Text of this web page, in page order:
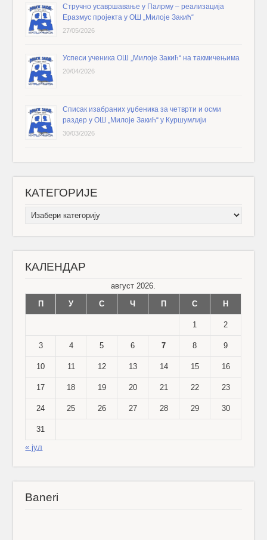
Стручно усавршавање у Палрму – реализација
Еразмус пројекта у ОШ „Милоје Закић“
27/05/2026
Успеси ученика ОШ „Милоје Закић“ на такмичењима
20/04/2026
Списак изабраних уџбеника за четврти и осми
раздер у ОШ „Милоје Закић“ у Куршумлији
30/03/2026
КАТЕГОРИЈЕ
КАТЕГОРИЈЕ
КАЛЕНДАР
август 2026.
П
У С Ч П С Н
1 2
3 4 5 6 7 8 9
10 11 12 13 14 15 16
17 18 19 20 21 22 23
24 25 26 27 28 29 30
31
« јул
Baneri